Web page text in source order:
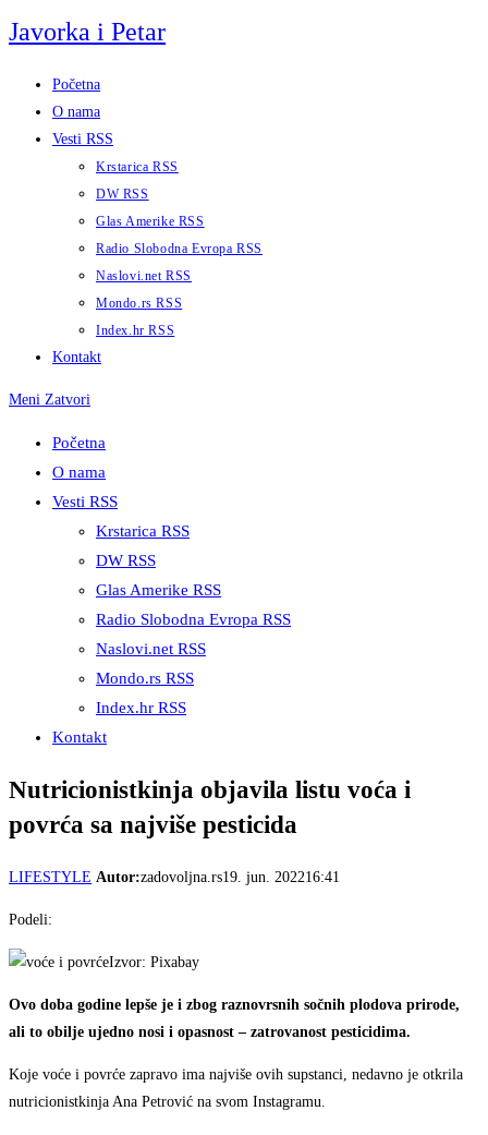
Skip
to
Javorka i Petar
Početna
O nama
Vesti RSS
Krstarica RSS
DW RSS
Glas Amerike RSS
Radio Slobodna Evropa RSS
Naslovi.net RSS
Mondo.rs RSS
Index.hr RSS
Kontakt
Meni Zatvori
Početna
O nama
Vesti RSS
Krstarica RSS
DW RSS
Glas Amerike RSS
Radio Slobodna Evropa RSS
Naslovi.net RSS
Mondo.rs RSS
Index.hr RSS
Kontakt
Nutricionistkinja objavila listu voća i
povrća sa najviše pesticida
LIFESTYLE Autor:zadovoljna.rs19. jun. 202216:41
Podeli:
Izvor: Pixabay
Ovo doba godine lepše je i zbog raznovrsnih sočnih plodova prirode,
ali to obilje ujedno nosi i opasnost – zatrovanost pesticidima.
Koje voće i povrće zapravo ima najviše ovih supstanci, nedavno je otkrila
nutricionistkinja Ana Petrović na svom Instagramu.